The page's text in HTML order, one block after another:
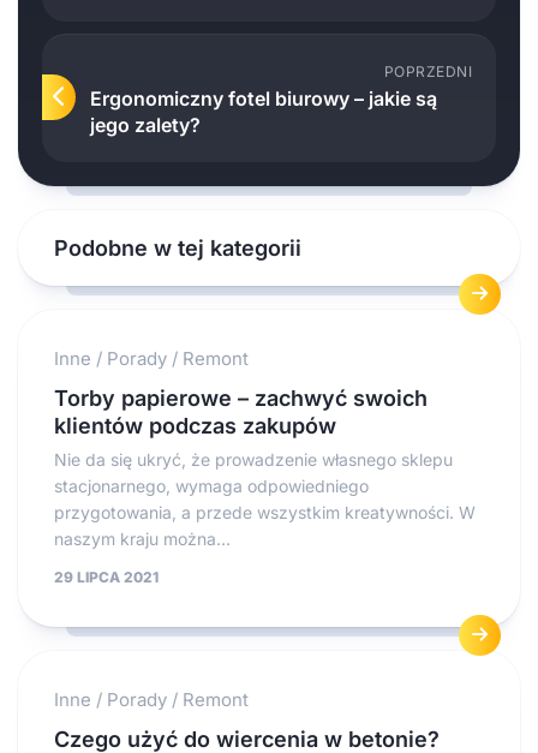
POPRZEDNI
Ergonomiczny fotel biurowy – jakie są
jego zalety?
Podobne w tej kategorii
Inne / Porady / Remont
Torby papierowe – zachwyć swoich
klientów podczas zakupów
Nie da się ukryć, że prowadzenie własnego sklepu
stacjonarnego, wymaga odpowiedniego
przygotowania, a przede wszystkim kreatywności. W
naszym kraju można...
29 LIPCA 2021
Inne / Porady / Remont
Czego użyć do wiercenia w betonie?